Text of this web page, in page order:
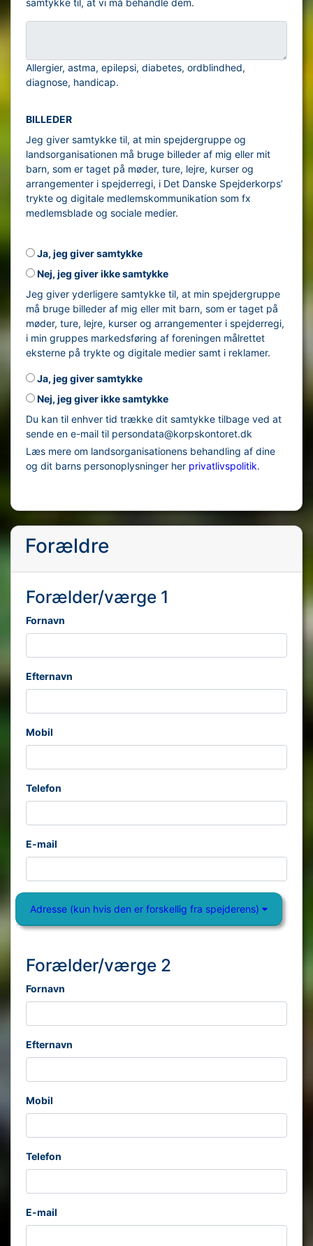
samtykke til, at vi må behandle dem.
Allergier, astma, epilepsi, diabetes, ordblindhed,
diagnose, handicap.
BILLEDER
Jeg giver samtykke til, at min spejdergruppe og
landsorganisationen må bruge billeder af mig eller mit
barn, som er taget på møder, ture, lejre, kurser og
arrangementer i spejderregi, i Det Danske Spejderkorps’
trykte og digitale medlemskommunikation som fx
medlemsblade og sociale medier.
Ja, jeg giver samtykke
Nej, jeg giver ikke samtykke
Jeg giver yderligere samtykke til, at min spejdergruppe
må bruge billeder af mig eller mit barn, som er taget på
møder, ture, lejre, kurser og arrangementer i spejderregi,
i min gruppes markedsføring af foreningen målrettet
eksterne på trykte og digitale medier samt i reklamer.
Ja, jeg giver samtykke
Nej, jeg giver ikke samtykke
Du kan til enhver tid trække dit samtykke tilbage ved at
sende en e-mail til persondata@korpskontoret.dk
Læs mere om landsorganisationens behandling af dine
og dit barns personoplysninger her privatlivspolitik.
Forældre
Forælder/værge 1
Fornavn
Efternavn
Mobil
Telefon
E-mail
Adresse (kun hvis den er forskellig fra spejderens)
Forælder/værge 2
Fornavn
Efternavn
Mobil
Telefon
E-mail